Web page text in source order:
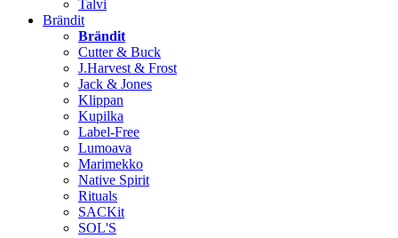
Talvi
Brändit
Brändit
Cutter & Buck
J.Harvest & Frost
Jack & Jones
Klippan
Kupilka
Label-Free
Lumoava
Marimekko
Native Spirit
Rituals
SACKit
SOL'S